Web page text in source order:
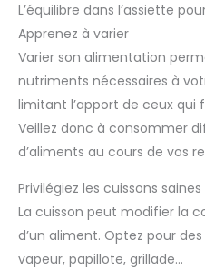
L’équilibre dans l’assiette
Apprenez à varier
Varier son alimentation
nutriments nécessaires à
limitant l’apport de ceux qui
Veillez donc à consommer
d’aliments au cours de vos
Privilégiez les cuissons saines
La cuisson peut modifier la
d’un aliment. Optez pour
vapeur, papillote, grillade…